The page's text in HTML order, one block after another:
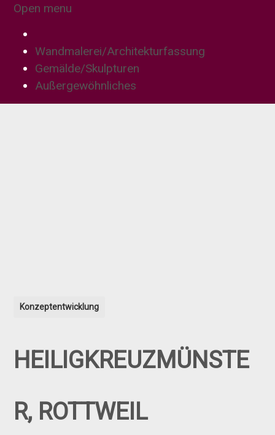
Open menu
Wandmalerei/Architekturfassung
Gemälde/Skulpturen
Außergewöhnliches
Konzeptentwicklung
HEILIGKREUZMÜNSTE
R, ROTTWEIL